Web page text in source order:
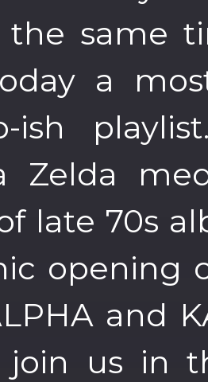
same
a
ish
Zelda
late 70s
opening
and
join us in